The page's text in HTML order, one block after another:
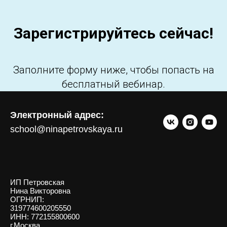
Зарегистрируйтесь сейчас!
Заполните форму ниже, чтобы попасть на
бесплатный вебинар.
Электронный адрес:
school@ninapetrovskaya.ru
ИП Петровская
Нина Викторовна
ОГРНИП:
319774600205550
ИНН: 772155800600
г.Москва